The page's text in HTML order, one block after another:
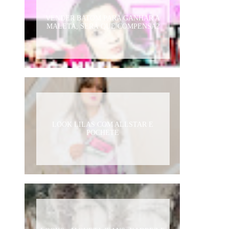
VENDER BATOM PARA GANHAR A
MALETA, SERÁ QUE COMPENSA?
LOOK LILAS COM ALLSTAR E
POCHETE